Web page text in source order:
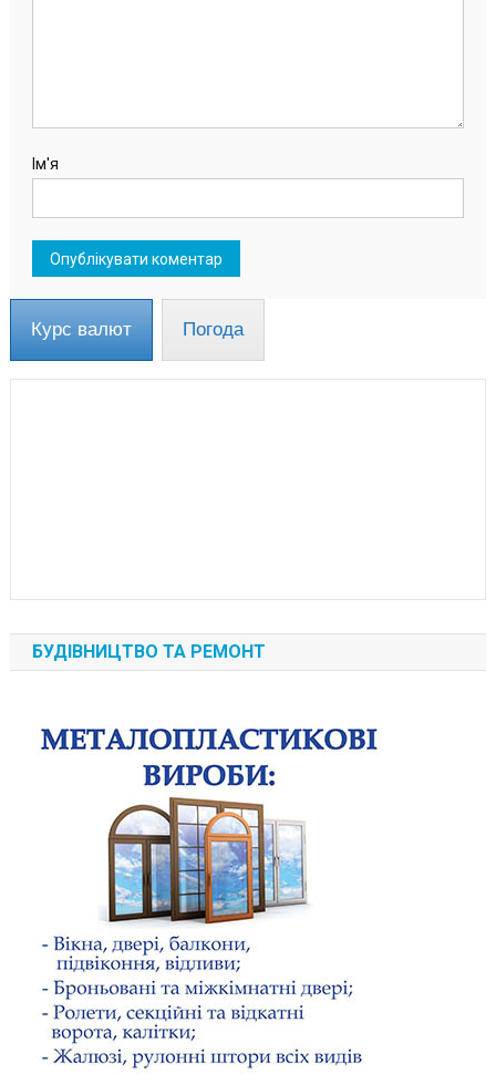
Ім'я
Курс валют Погода
БУДІВНИЦТВО ТА РЕМОНТ